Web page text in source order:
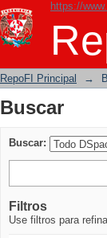
https://
Buscar
RepoFI Principal →
Buscar
Buscar:
Filtros
Use filtros para